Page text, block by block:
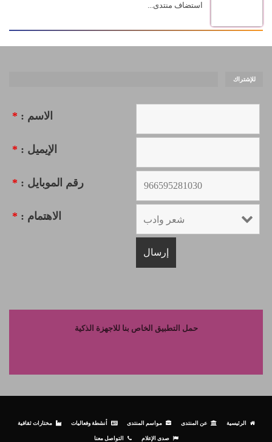
استضاف منتدى...
للإشتراك
الاسم : *
الإيميل : *
رقم الموبايل : *
الاهتمام : *
حمل التطبيق الخاص بنا للاجهزة الذكية
الرئيسية عن المنتدى مواسم المنتدى أنشطة وفعاليات مختارات ثقافية
صدى الإعلام التواصل معنا